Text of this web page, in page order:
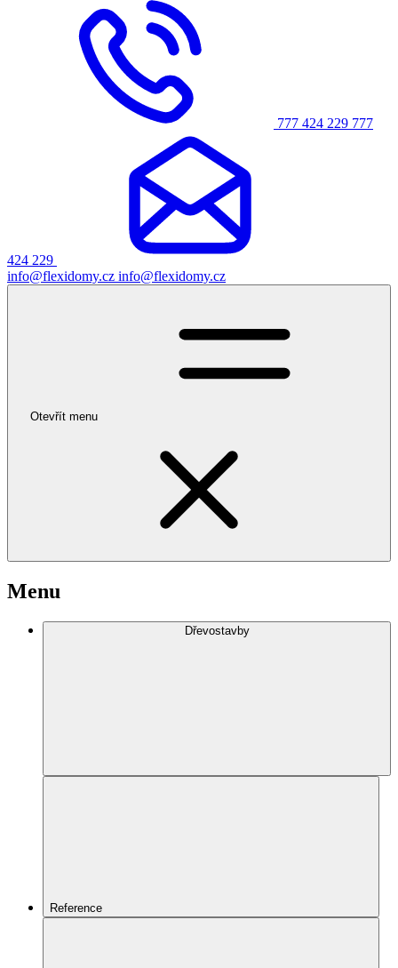
777 424 229 777
424 229
info@flexidomy.cz info@flexidomy.cz
Otevřít menu
Menu
Dřevostavby
Reference